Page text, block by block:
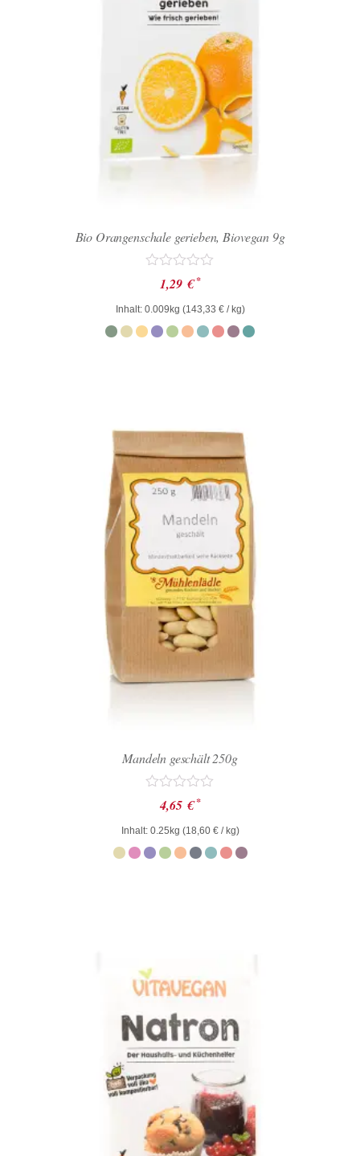
Bio Orangenschale gerieben, Biovegan 9g
Bewertet
mit
0
von
5
1,29 € *
Inhalt: 0.009kg (143,33 €/ kg)
Mandeln geschält 250g
Bewertet
mit
0
von
5
4,65 € *
Inhalt: 0.25kg (18,60 €/ kg)